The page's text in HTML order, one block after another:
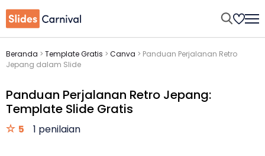
Beranda > Template Gratis > Canva > Panduan Perjalanan Retro
Jepang dalam Slide
Panduan Perjalanan Retro Jepang:
Template Slide Gratis
5 1 penilaian